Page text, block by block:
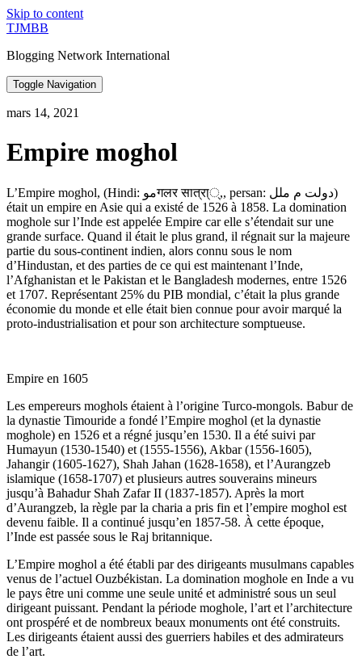
Skip to content
TJMBB
Blogging Network International
Toggle Navigation
mars 14, 2021
Empire moghol
L’Empire moghol, (Hindi: موगलर सात्रा््,, persan: دولت م ملل)
était un empire en Asie qui a existé de 1526 à 1858. La domination
moghole sur l’Inde est appelée Empire car elle s’étendait sur une
grande surface. Quand il était le plus grand, il régnait sur la majeure
partie du sous-continent indien, alors connu sous le nom
d’Hindustan, et des parties de ce qui est maintenant l’Inde,
l’Afghanistan et le Pakistan et le Bangladesh modernes, entre 1526
et 1707. Représentant 25% du PIB mondial, c’était la plus grande
économie du monde et elle était bien connue pour avoir marqué la
proto-industrialisation et pour son architecture somptueuse.
Empire en 1605
Les empereurs moghols étaient à l’origine Turco-mongols. Babur de
la dynastie Timouride a fondé l’Empire moghol (et la dynastie
moghole) en 1526 et a régné jusqu’en 1530. Il a été suivi par
Humayun (1530-1540) et (1555-1556), Akbar (1556-1605),
Jahangir (1605-1627), Shah Jahan (1628-1658), et l’Aurangzeb
islamique (1658-1707) et plusieurs autres souverains mineurs
jusqu’à Bahadur Shah Zafar II (1837-1857). Après la mort
d’Aurangzeb, la règle par la charia a pris fin et l’empire moghol est
devenu faible. Il a continué jusqu’en 1857-58. À cette époque,
l’Inde est passée sous le Raj britannique.
L’Empire moghol a été établi par des dirigeants musulmans capables
venus de l’actuel Ouzbékistan. La domination moghole en Inde a vu
le pays être uni comme une seule unité et administré sous un seul
dirigeant puissant. Pendant la période moghole, l’art et l’architecture
ont prospéré et de nombreux beaux monuments ont été construits.
Les dirigeants étaient aussi des guerriers habiles et des admirateurs
de l’art.